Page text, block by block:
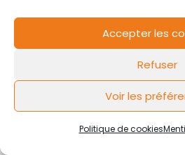
Accepter les
Refuser
Voir les
Politique de cookies